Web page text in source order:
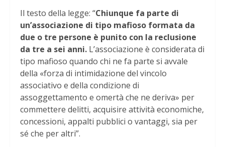
Il testo della legge: “Chiunque fa parte di
un’associazione di tipo mafioso formata da
due o tre persone è punito con la reclusione
da tre a sei anni. L’associazione è considerata di
tipo mafioso quando chi ne fa parte si avvale
della «forza di intimidazione del vincolo
associativo e della condizione di
assoggettamento e omertà che ne deriva» per
commettere delitti, acquisire attività economiche,
concessioni, appalti pubblici o vantaggi, sia per
sé che per altri”.